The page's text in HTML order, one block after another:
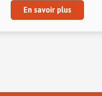
En savoir plus